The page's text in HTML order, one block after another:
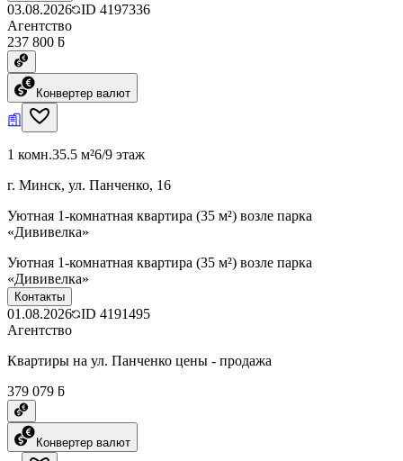
03.08.2026 ID 4197336
Агентство
237 800 ƃ
Конвертер валют
1 комн.35.5 м²6/9 этаж
г. Минск, ул. Панченко, 16
Уютная 1-комнатная квартира (35 м²) возле парка
«Дививелка»
Уютная 1-комнатная квартира (35 м²) возле парка
«Дививелка»
Контакты
01.08.2026 ID 4191495
Агентство
Квартиры на ул. Панченко цены - продажа
379 079 ƃ
Конвертер валют